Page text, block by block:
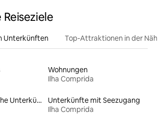
Unterkünften Top-Attraktionen in der
Wohnungen
Ilha Comprida
Familienfreundliche Unterkünfte
Unterkünfte mit Seezugang
Ilha Comprida